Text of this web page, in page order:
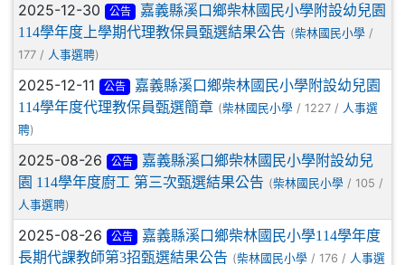
2025-12-30 公告
嘉義縣溪口鄉柴林國民小學附設幼兒園
114學年度上學期代理教保員甄選結果公告 (柴林國民小學 /
177 / 人事選聘)
2025-12-11 公告
嘉義縣溪口鄉柴林國民小學附設幼兒園
114學年度代理教保員甄選簡章 (柴林國民小學 / 1227 / 人事選
聘)
2025-08-26 公告
嘉義縣溪口鄉柴林國民小學附設幼兒
園 114學年度廚工 第三次甄選結果公告 (柴林國民小學 / 105 /
人事選聘)
2025-08-26 公告
嘉義縣溪口鄉柴林國民小學114學年度
長期代課教師第3招甄選結果公告 (柴林國民小學 / 176 / 人事選